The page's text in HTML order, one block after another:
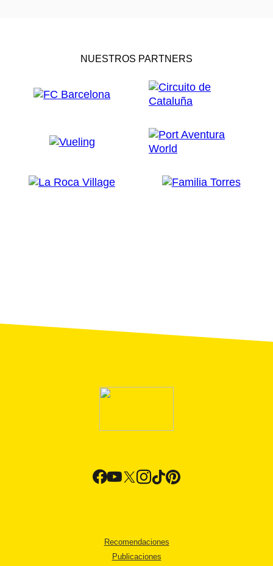
NUESTROS PARTNERS
Recomendaciones
Publicaciones